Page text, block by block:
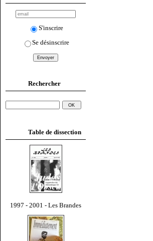
S'inscrire
Se désinscrire
Rechercher
Table de dissection
1997 - 2001 - Les Brandes